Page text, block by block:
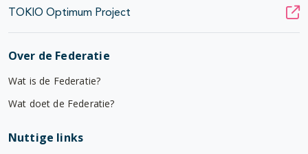
TOKIO Optimum Project
Over de Federatie
Wat is de Federatie?
Wat doet de Federatie?
Nuttige links